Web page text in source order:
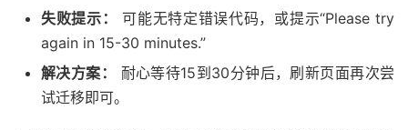
失败提示：
可能无特定错误代码，或提示“Please try
again in 15-30 minutes.”
解决方案：
耐心等待15到30分钟后，刷新页面再次尝
试迁移即可。